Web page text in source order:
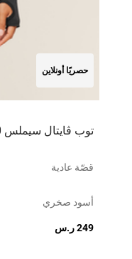
حصريًا أونلاين
توب ڤايتال سيملس 2.0 بقصة طويلة
قصّة عادية
أسود صخري
249 ر.س